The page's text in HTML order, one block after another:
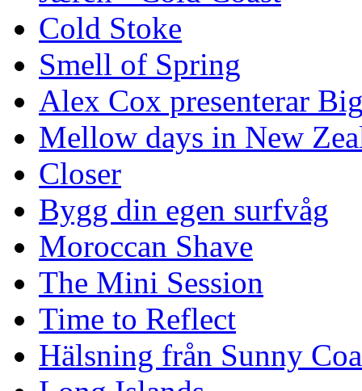
Cold Stoke
Smell of Spring
Alex Cox presenterar
Mellow days in New
Closer
Bygg din egen surfvåg
Moroccan Shave
The Mini Session
Time to Reflect
Hälsning från Sunny